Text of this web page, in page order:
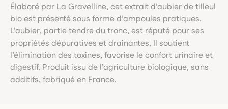
Élaboré par La Gravelline, cet extrait d’aubier de tilleul
bio est présenté sous forme d’ampoules pratiques.
L’aubier, partie tendre du tronc, est réputé pour ses
propriétés dépuratives et drainantes. Il soutient
l’élimination des toxines, favorise le confort urinaire et
digestif. Produit issu de l’agriculture biologique, sans
additifs, fabriqué en France.